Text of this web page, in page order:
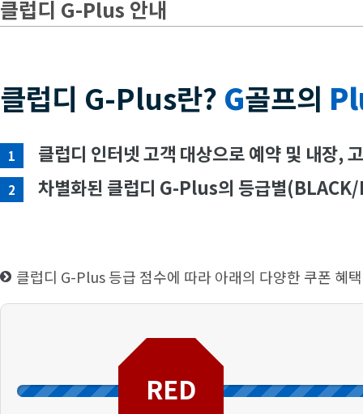
클럽디 G-Plus 안내
클럽디 G-Plus란? G골프의
1 클럽디 인터넷 고객 대상으로 예약 및 내장,
2 차별화된 클럽디 G-Plus의 등급별
클럽디 G-Plus 등급 점수에 따라 아래의 다양한 쿠폰 혜
RED